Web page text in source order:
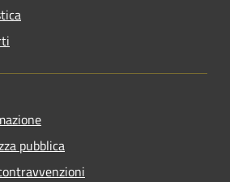
pubblica